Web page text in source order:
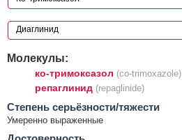
Молекулы:
ко-тримоксазол (co-trimoxazole)
репаглинид (repaglinide)
Cтепень серьёзности/тяжести
Умеренно выраженные